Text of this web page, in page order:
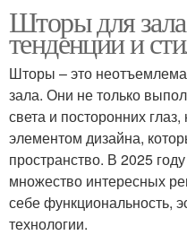
Шторы для
тенденции и
Шторы – это
зала. Они не только
света и посторонних
элементом дизайна,
пространство. В 2025
множество интересных
себе функциональность,
технологии.